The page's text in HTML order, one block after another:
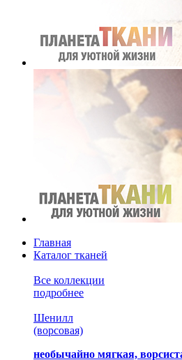
Главная
Каталог тканей
Все коллекции
подробнее
Шенилл
(ворсовая)
необычайно мягкая,